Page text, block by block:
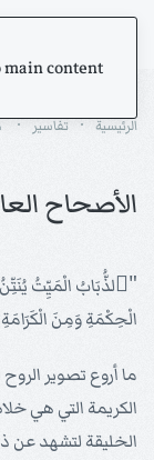
main content
الرئيسية تفاسير
الأصحاح
"َلذُّبَابُ الْمَيِّتُ
الْحِكْمَةِ وَمِنَ الْكَرَامَةِ"
ما أروع تصوير
الكريمة التي هي
الخليقة لتشهد عن